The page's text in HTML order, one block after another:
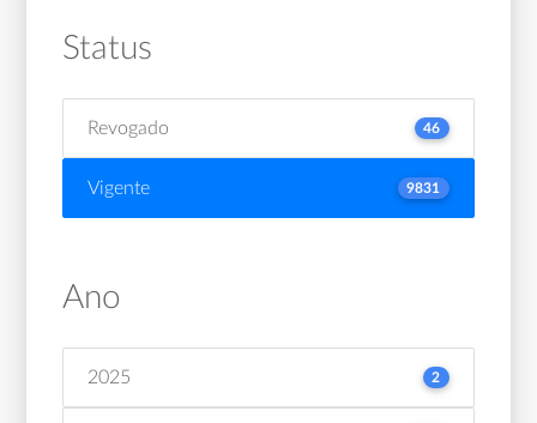
Status
Revogado 46
Vigente 9831
Ano
2025 2